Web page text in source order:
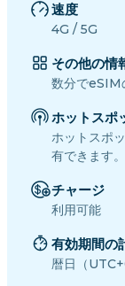
速度
4G / 5G
その他の情
数分でeSIM
ホットスポ
ホットスポ
有できます。
チャージ
利用可能
有効期間の
暦日（